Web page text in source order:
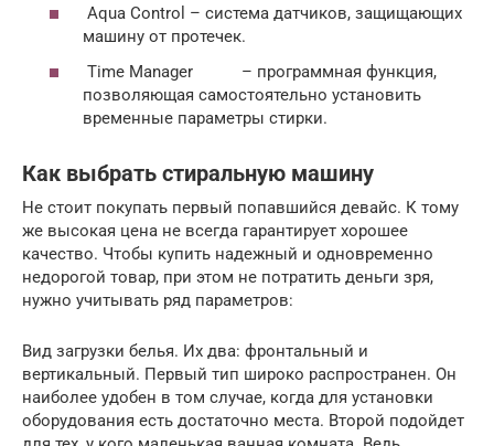
Aqua Control – система датчиков, защищающих
машину от протечек.
Time Manager – программная функция,
позволяющая самостоятельно установить
временные параметры стирки.
Как выбрать стиральную машину
Не стоит покупать первый попавшийся девайс. К тому
же высокая цена не всегда гарантирует хорошее
качество. Чтобы купить надежный и одновременно
недорогой товар, при этом не потратить деньги зря,
нужно учитывать ряд параметров:
Вид загрузки белья. Их два: фронтальный и
вертикальный. Первый тип широко распространен. Он
наиболее удобен в том случае, когда для установки
оборудования есть достаточно места. Второй подойдет